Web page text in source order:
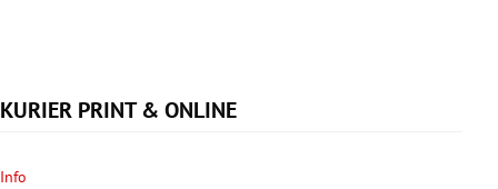
Untermenü
Untermenü
KURIER PRINT & ONLINE
Info